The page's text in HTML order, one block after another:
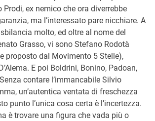
ex nemico che ora diverrebbe
ma l’interessato pare nicchiare. A
molto, ed oltre al nome del
Grasso, vi sono Stefano Rodotà
proposto dal Movimento 5 Stelle),
E poi Boldrini, Bonino, Padoan,
contare l’immancabile Silvio
un’autentica ventata di freschezza
punto l’unica cosa certa è l’incertezza.
è trovare una figura che vada più o